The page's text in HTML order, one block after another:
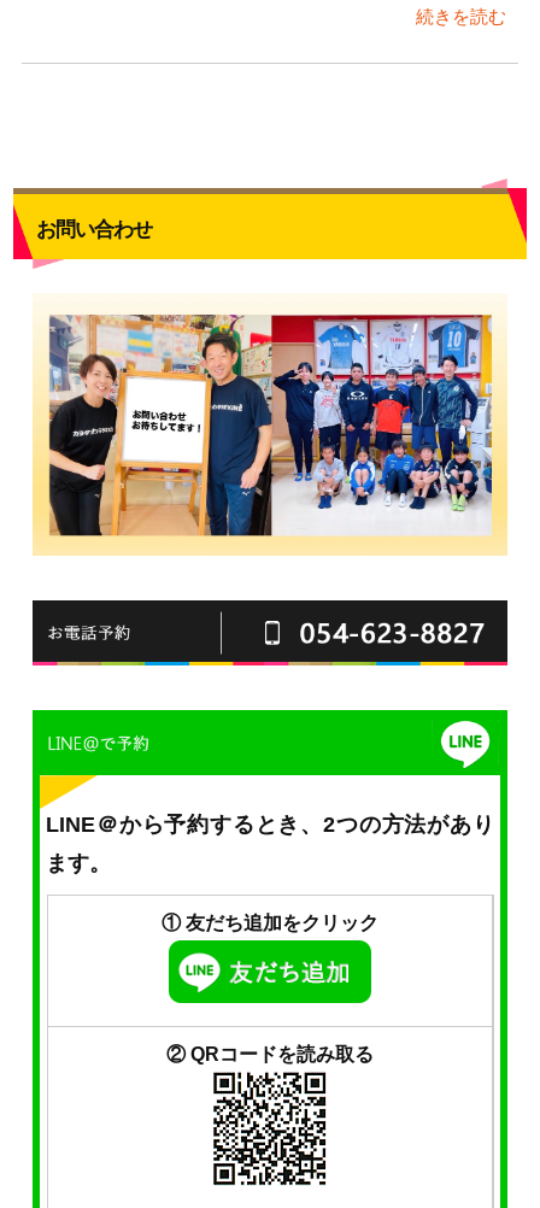
続きを読む
お問い合わせ
LINE＠から予約するとき、2つの方法があり
ます。
① 友だち追加をクリック
② QRコードを読み取る